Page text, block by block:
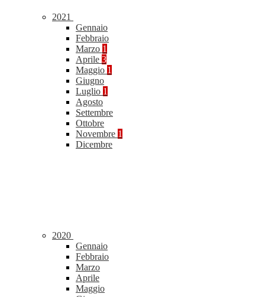
2021
Gennaio
Febbraio
Marzo 1
Aprile 3
Maggio 1
Giugno
Luglio 1
Agosto
Settembre
Ottobre
Novembre 1
Dicembre
2020
Gennaio
Febbraio
Marzo
Aprile
Maggio